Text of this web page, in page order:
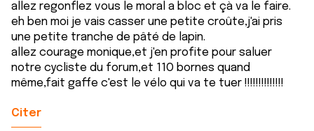
allez regonflez vous le moral a bloc et çà va le faire.
eh ben moi je vais casser une petite croûte,j'ai pris
une petite tranche de pâté de lapin.
allez courage monique,et j'en profite pour saluer
notre cycliste du forum,et 11O bornes quand
même,fait gaffe c'est le vélo qui va te tuer !!!!!!!!!!!!!!
Citer